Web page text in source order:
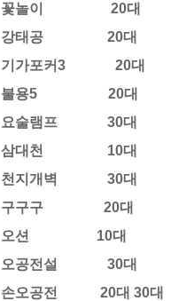
꽃놀이 20대
강태공 20대
기가포커3 20대
불용5 20대
요술램프 30대
삼대천 10대
천지개벽 30대
구구구 20대
오션 10대
오공전설 30대
손오공전 20대 30대